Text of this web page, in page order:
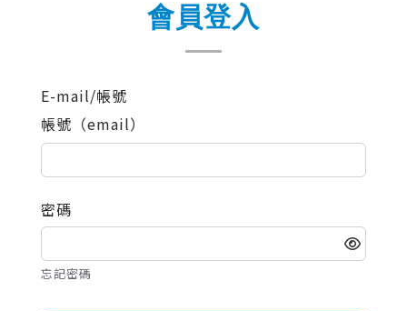
會員登入
E-mail/帳號
帳號（email）
密碼
忘記密碼